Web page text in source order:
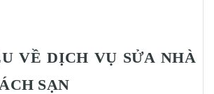
VỀ DỊCH VỤ SỬA NHÀ
SẠN